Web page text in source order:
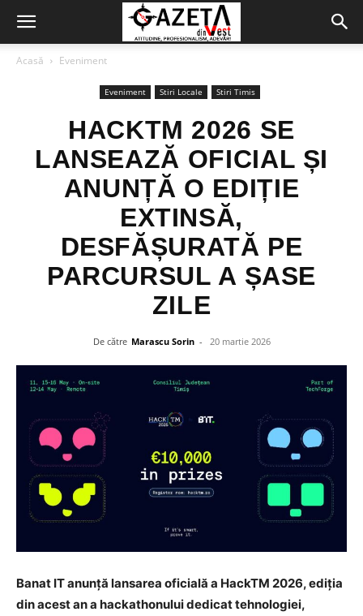
Acasă Eveniment
Eveniment Stiri Locale Stiri Timis
HACKTM 2026 SE
LANSEAZĂ OFICIAL ȘI
ANUNȚĂ O EDIȚIE
EXTINSĂ,
DESFĂȘURATĂ PE
PARCURSUL A ȘASE
ZILE
De către Marascu Sorin - 20 martie 2026
Banat IT anunță lansarea oficială a HackTM 2026, ediția
din acest an a hackathonului dedicat tehnologiei,